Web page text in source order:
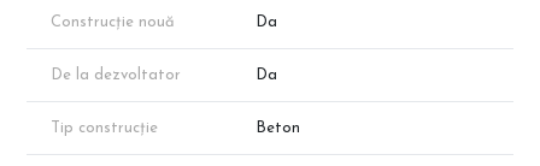
Construcție nouă Da
De la dezvoltator Da
Tip construcție Beton